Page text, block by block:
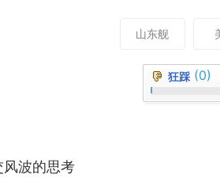
山东舰
狂踩 (0)
风波的思考